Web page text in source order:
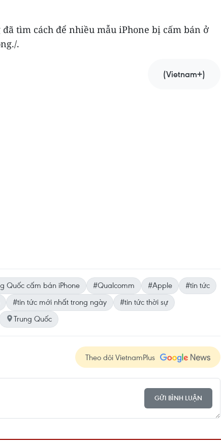
tìm cách để nhiều mẫu iPhone bị cấm bán ở
.
(Vietnam+)
Quốc cấm bán iPhone #Qualcomm #Apple
#tin tức
#tin tức mới nhất trong ngày
#tin tức thời sự
Trung Quốc
Theo dõi VietnamPlus
GỬI BÌNH LUẬN